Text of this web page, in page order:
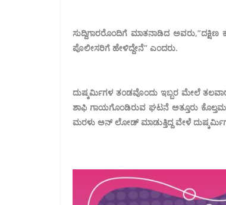
ಸುದ್ದಿಗಾರರೊಂದಿಗೆ ಮಾತನಾಡಿದ
ಪೊಲೀಸರಿಗೆ ಹೇಳಿದ್ದೇನೆ” ಎಂದರು.
ದುಷ್ಕರ್ಮಿಗಳ ತಂಡವೊಂದು ಇಬ್ಬರ ಮೇಲೆ
ಶಾಫಿ ಗಾಯಗೊಂಡಿರುವ ಘಟನೆ ಅತ್ತೂರು
ಮರಳು ಅನ್ ಲೋಡ್ ಮಾಡುತ್ತಿದ್ದ ವೇಳೆ